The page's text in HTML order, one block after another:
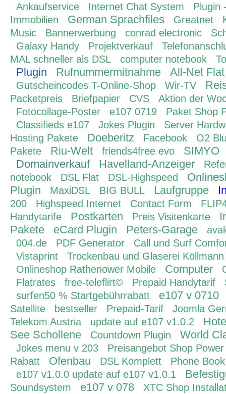
Ankaufservice Internet Chat System
Plugin
Immobilien
German Sprachfiles Greatnet
Music
Bannerwerbung conrad electronic
Galaxy Handy
Projektverkauf
MAL schneller als DSL
computer notebook
Plugin Rufnummermitnahme All-Net Flat
Gutscheincodes T-Online-Shop Wir-TV
Packetpreis Briefpapier CVS
Aktion der
Fotocollage-Poster
e107 0719
Paket Shop
Classifieds e107
Jokes Plugin
Server
Hosting Pakete
Doeberitz Facebook
O2
Pakete
Riu-Welt friends4free evo
SIMYO
Domainverkauf
Havelland-Anzeiger
notebook
DSL Flat DSL-Highspeed
Plugin
MaxiDSL BIG BULL Laufgruppe
200 Highspeed Internet Contact Form
Handytarife
Postkarten Preis Visitenkarte
Pakete
eCard Plugin Peters-Garage
004.de
PDF Generator
Call und Surf
Vistaprint
Trockenbau und Glaserei Köllmann
Onlineshop Rathenower Mobile
Computer
Flatrates
free-teleflirt© Prepaid Handytarif
surfen50 % Startgebührrabatt
e107 v 0710
Satellite bestseller Prepaid-Tarif
Joomla
Telekom Austria
update auf e107 v1.0.2
See Schollene
Countdown Plugin World
Jokes menu v 203
Preisangebot Shop Power
Rabatt
Ofenbau DSL Komplett
Phone
e107 v1.0.0 update auf e107 v1.0.1
Soundsystem e107 v 078
XTC Shop